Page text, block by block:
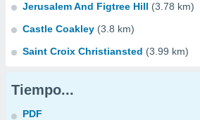
Jerusalem And Figtree Hill (3.78 km)
Castle Coakley (3.8 km)
Saint Croix Christiansted (3.99 km)
Tiempo...
PDF